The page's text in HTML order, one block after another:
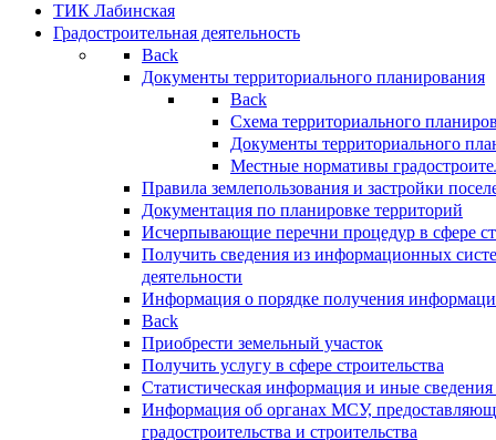
ТИК Лабинская
Градостроительная деятельность
Back
Документы территориального планирования
Back
Схема территориального
Документы территориального
Местные нормативы
Правила землепользования и застройки
Документация по планировке территорий
Исчерпывающие перечни процедур в сфере
Получить сведения из информационных
деятельности
Информация о порядке получения
Back
Приобрести земельный участок
Получить услугу в сфере строительства
Статистическая информация и иные сведения
Информация об органах МСУ,
градостроительства и строительства